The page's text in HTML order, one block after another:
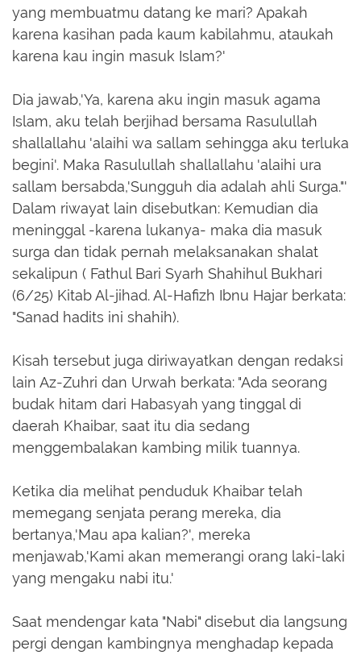
yang membuatmu datang ke mari? Apakah
karena kasihan pada kaum kabilahmu, ataukah
karena kau ingin masuk Islam?'
Dia jawab,'Ya, karena aku ingin masuk agama
Islam, aku telah berjihad bersama Rasulullah
shallallahu 'alaihi wa sallam sehingga aku terluka
begini'. Maka Rasulullah shallallahu 'alaihi ura
sallam bersabda,'Sungguh dia adalah ahli Surga."'
Dalam riwayat lain disebutkan: Kemudian dia
meninggal -karena lukanya- maka dia masuk
surga dan tidak pernah melaksanakan shalat
sekalipun ( Fathul Bari Syarh Shahihul Bukhari
(6/25) Kitab Al-jihad. Al-Hafizh Ibnu Hajar berkata:
"Sanad hadits ini shahih).
Kisah tersebut juga diriwayatkan dengan redaksi
lain Az-Zuhri dan Urwah berkata: "Ada seorang
budak hitam dari Habasyah yang tinggal di
daerah Khaibar, saat itu dia sedang
menggembalakan kambing milik tuannya.
Ketika dia melihat penduduk Khaibar telah
memegang senjata perang mereka, dia
bertanya,'Mau apa kalian?', mereka
menjawab,'Kami akan memerangi orang laki-laki
yang mengaku nabi itu.'
Saat mendengar kata "Nabi" disebut dia langsung
pergi dengan kambingnya menghadap kepada